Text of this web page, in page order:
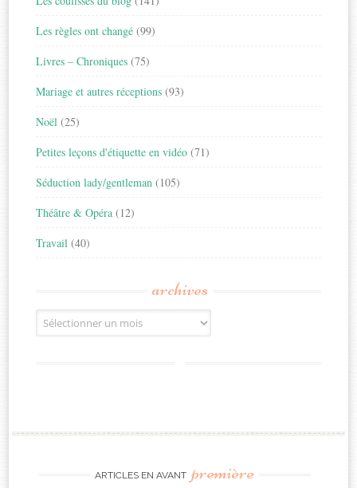
Les règles ont changé (99)
Livres – Chroniques (75)
Mariage et autres réceptions (93)
Noël (25)
Petites leçons d'étiquette en vidéo (71)
Séduction lady/gentleman (105)
Théâtre & Opéra (12)
Travail (40)
archives
Archives
ARTICLES EN AVANT première